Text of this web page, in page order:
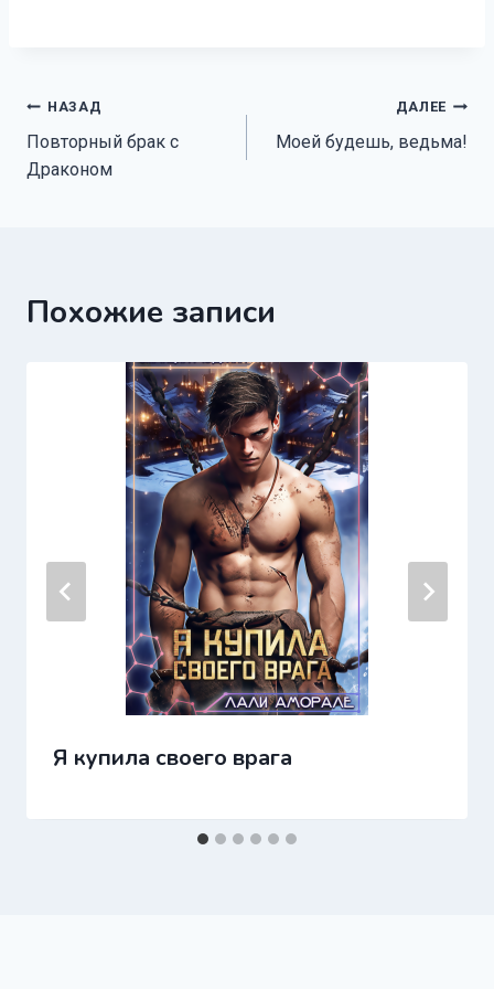
Навигация
по
НАЗАД
Повторный брак с
Драконом
ДАЛЕЕ
Моей будешь, ведьма!
Похожие записи
Я купила своего врага